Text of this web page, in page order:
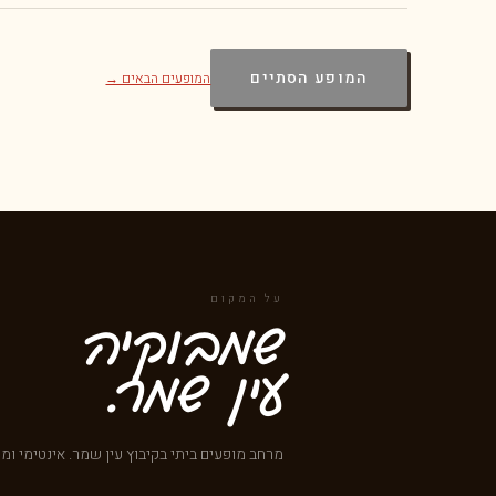
המופע הסתיים המופעים הבאים →
על המקום
שמבוקיה
עין שמר.
מרחב מופעים ביתי בקיבוץ עין שמר. אינטימי